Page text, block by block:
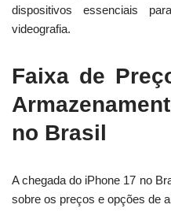
dispositivos essenciais
videografia.
Faixa de
no Brasil
A chegada do iPhone 17 no
sobre os preços e opções de